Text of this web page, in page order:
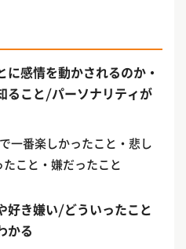
に感情を動かされるのか・
ること/パーソナリティが
一番楽しかったこと・悲し
こと・嫌だったこと
好き嫌い/どういったこと
かる